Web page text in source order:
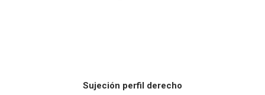
AÑADIR AL CARRITO
Sujeción perfil derecho